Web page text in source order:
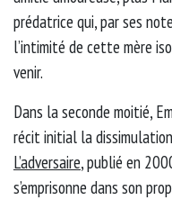
prédatrice qui, par ses
l’intimité de cette mère
venir.
Dans la seconde moitié,
récit initial la
L’adversaire, publié en
s’emprisonne dans son